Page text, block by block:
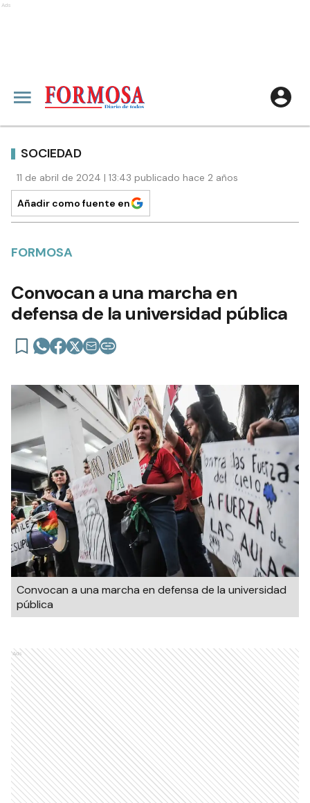
Ads
SOCIEDAD
11 de abril de 2024 | 13:43 publicado hace 2 años
Añadir como fuente en
FORMOSA
Convocan a una marcha en
defensa de la universidad pública
Convocan a una marcha en defensa de la universidad
pública
Ads